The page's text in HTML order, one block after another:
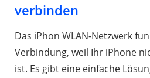
verbinden
Das iPhon WLAN-Netzwerk
Verbindung, weil Ihr iPhone
ist. Es gibt eine einfache